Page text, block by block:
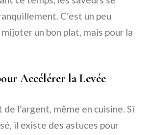
C’est un peu
un bon plat, mais pour la
Accélérer la Levée
de l’argent, même en cuisine. Si
il existe des astuces pour